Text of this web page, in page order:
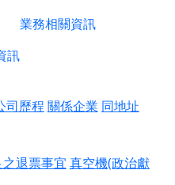
業務相關資訊
訊
司歷程 關係企業 同地址
退票事宜 真空機(政治獻